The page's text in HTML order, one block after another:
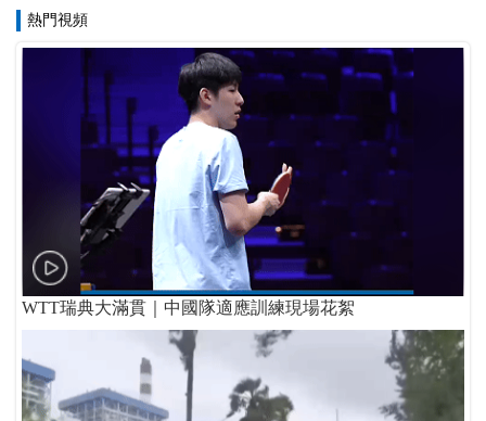
熱門視頻
WTT瑞典大滿貫｜中國隊適應訓練現場花絮